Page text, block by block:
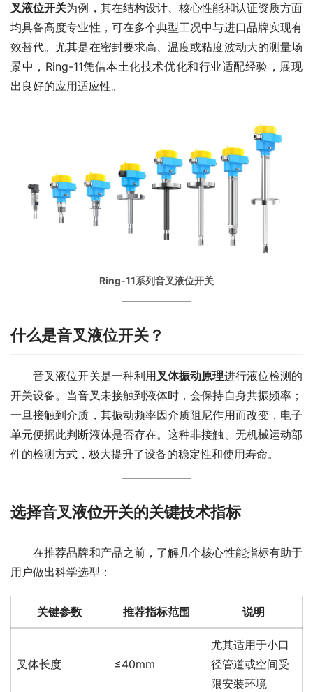
叉液位开关为例，其在结构设计、核心性能和认证资质方面
均具备高度专业性，可在多个典型工况中与进口品牌实现有
效替代。尤其是在密封要求高、温度或粘度波动大的测量场
景中，Ring-11凭借本土化技术优化和行业适配经验，展现
出良好的应用适应性。
Ring-11系列音叉液位开关
什么是音叉液位开关？
音叉液位开关是一种利用叉体振动原理进行液位检测的
开关设备。当音叉未接触到液体时，会保持自身共振频率；
一旦接触到介质，其振动频率因介质阻尼作用而改变，电子
单元便据此判断液体是否存在。这种非接触、无机械运动部
件的检测方式，极大提升了设备的稳定性和使用寿命。
选择音叉液位开关的关键技术指标
在推荐品牌和产品之前，了解几个核心性能指标有助于
用户做出科学选型：
关键参数 推荐指标范围 说明
叉体长度 ≤40mm
尤其适用于小口
径管道或空间受
限安装环境